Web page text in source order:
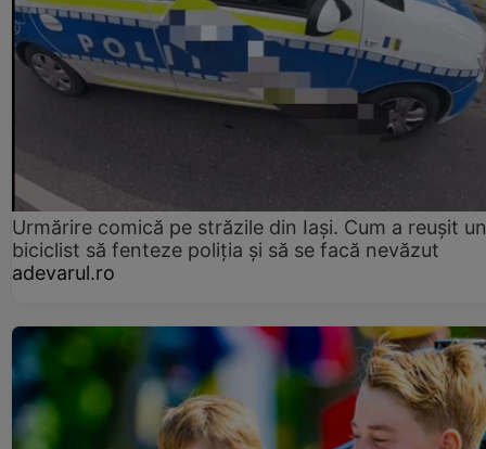
Urmărire comică pe străzile din Iași. Cum a reușit un
biciclist să fenteze poliția și să se facă nevăzut
adevarul.ro